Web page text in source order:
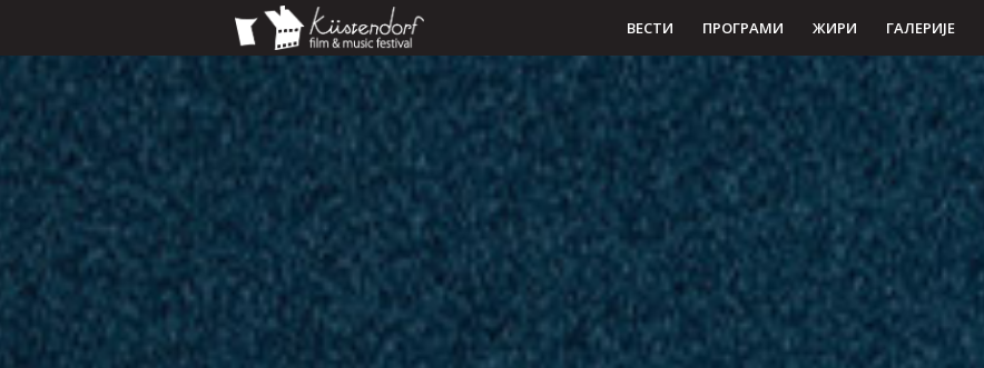
ВЕСТИ ПРОГРАМИ ЖИРИ ГАЛЕРИЈЕ